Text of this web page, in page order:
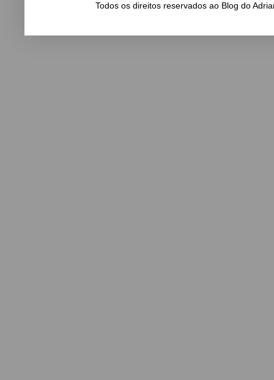
Todos os direitos reservados ao Blog do